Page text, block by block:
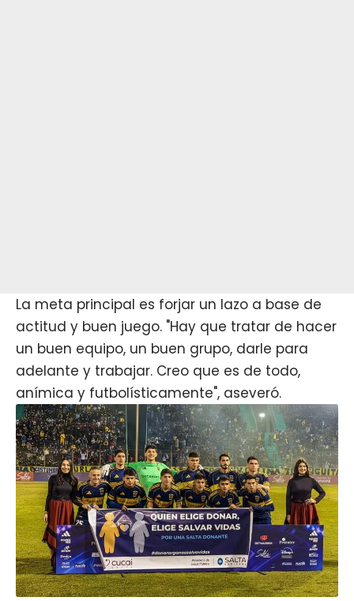
La meta principal es forjar un lazo a base de
actitud y buen juego. "Hay que tratar de hacer
un buen equipo, un buen grupo, darle para
adelante y trabajar. Creo que es de todo,
anímica y futbolísticamente", aseveró.